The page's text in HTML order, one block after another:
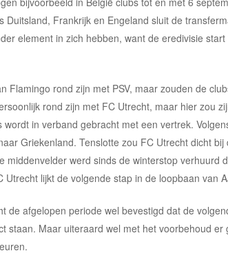
Duitsland, Frankrijk en Engeland sluit de
element in zich hebben, want de eredivisie start
Flamingo rond zijn met PSV, maar zouden de
rond zijn met FC Utrecht, maar hier zou
in verband gebracht met een vertrek.
Griekenland. Tenslotte zou FC Utrecht dicht bij
middenvelder werd sinds de winterstop verhuurd
Utrecht lijkt de volgende stap in de loopbaan van
de afgelopen periode wel bevestigd dat de
staan. Maar uiteraard wel met het voorbehoud er